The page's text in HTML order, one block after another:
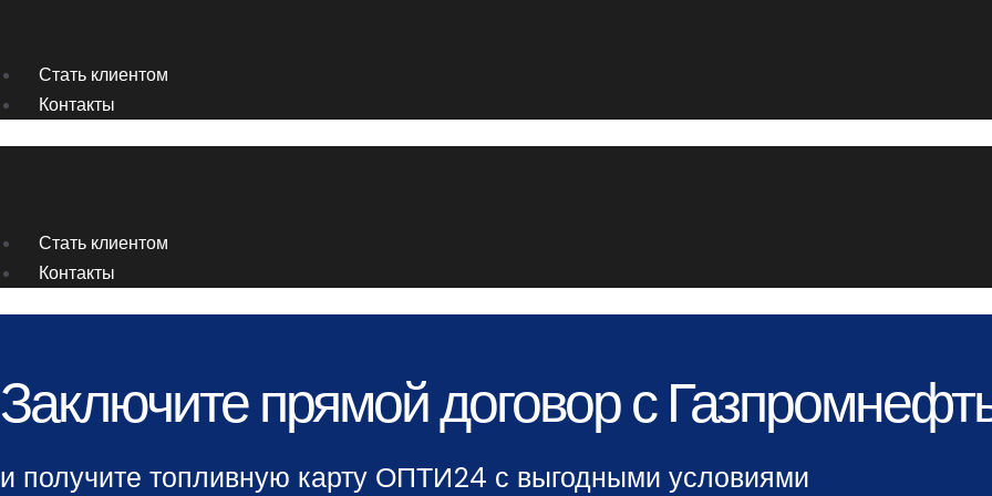
содержимому
Стать клиентом
Контакты
Стать клиентом
Контакты
Заключите прямой договор с
и получите топливную карту ОПТИ24 с выгодными условиями